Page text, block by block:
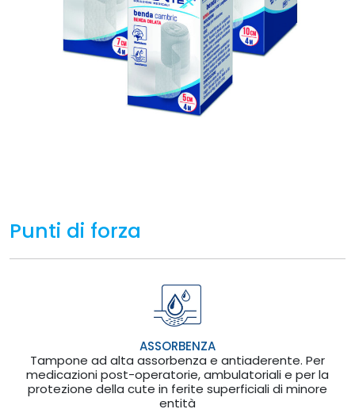
Punti di forza
ASSORBENZA
Tampone ad alta assorbenza e antiaderente. Per
medicazioni post-operatorie, ambulatoriali e per la
protezione della cute in ferite superficiali di minore
entità